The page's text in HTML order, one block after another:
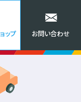
ップ お問い合わせ